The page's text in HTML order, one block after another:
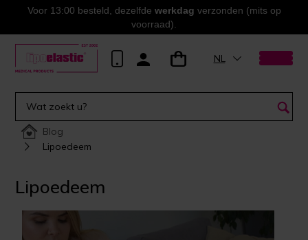
Voor 13:00 besteld, dezelfde werkdag verzonden (mits op
voorraad).
NL
Blog
Lipoedeem
Lipoedeem